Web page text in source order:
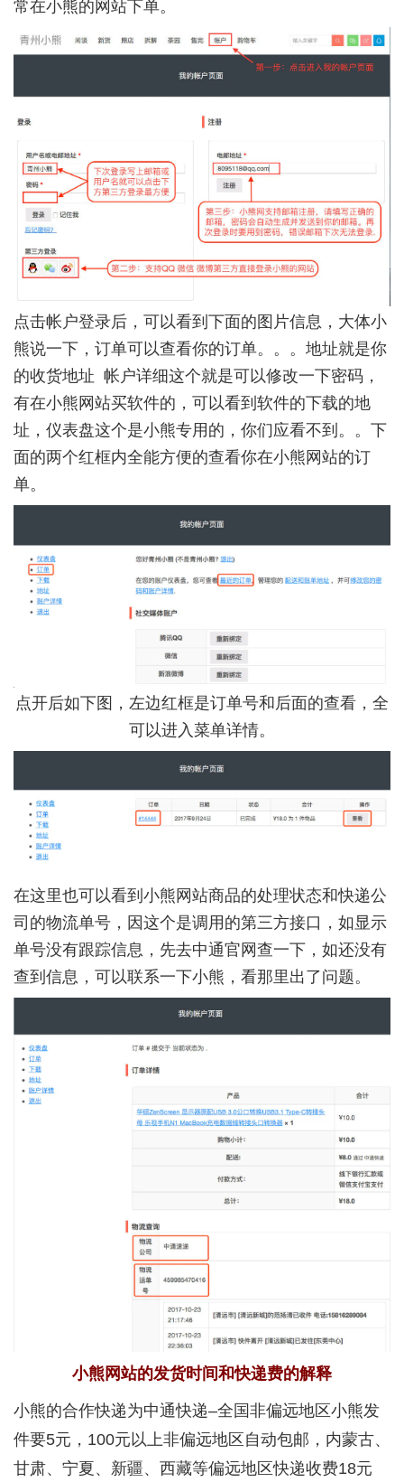
点击帐户登录后，可以看到下面的图片信息，大体小
熊说一下，订单可以查看你的订单。。。地址就是你
的收货地址 帐户详细这个就是可以修改一下密码，
有在小熊网站买软件的，可以看到软件的下载的地
址，仪表盘这个是小熊专用的，你们应看不到。。下
面的两个红框内全能方便的查看你在小熊网站的订
单。
点开后如下图，左边红框是订单号和后面的查看，全
可以进入菜单详情。
在这里也可以看到小熊网站商品的处理状态和快递公
司的物流单号，因这个是调用的第三方接口，如显示
单号没有跟踪信息，先去中通官网查一下，如还没有
查到信息，可以联系一下小熊，看那里出了问题。
小熊网站的发货时间和快递费的解释
小熊的合作快递为中通快递–全国非偏远地区小熊发
件要5元，100元以上非偏远地区自动包邮，内蒙古、
甘肃、宁夏、新疆、西藏等偏远地区快递收费18元